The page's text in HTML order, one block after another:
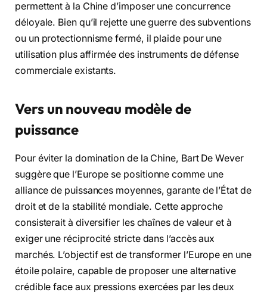
permettent à la Chine d’imposer une concurrence
déloyale. Bien qu’il rejette une guerre des subventions
ou un protectionnisme fermé, il plaide pour une
utilisation plus affirmée des instruments de défense
commerciale existants.
Vers un nouveau modèle de
puissance
Pour éviter la domination de la Chine, Bart De Wever
suggère que l’Europe se positionne comme une
alliance de puissances moyennes, garante de l’État de
droit et de la stabilité mondiale. Cette approche
consisterait à diversifier les chaînes de valeur et à
exiger une réciprocité stricte dans l’accès aux
marchés. L’objectif est de transformer l’Europe en une
étoile polaire, capable de proposer une alternative
crédible face aux pressions exercées par les deux